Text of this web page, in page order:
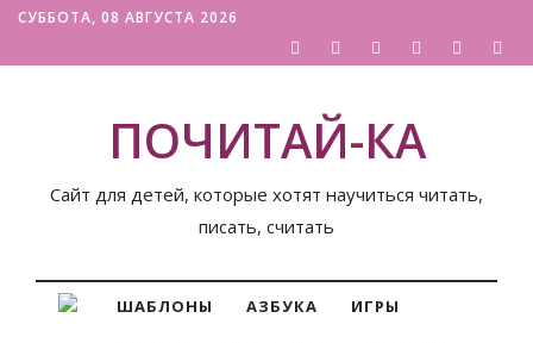
СУББОТА, 08 АВГУСТА 2026
ПОЧИТАЙ-КА
Сайт для детей, которые хотят научиться читать,
писать, считать
ШАБЛОНЫ АЗБУКА ИГРЫ